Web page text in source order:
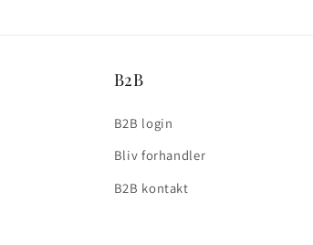
B2B
B2B login
Bliv forhandler
B2B kontakt